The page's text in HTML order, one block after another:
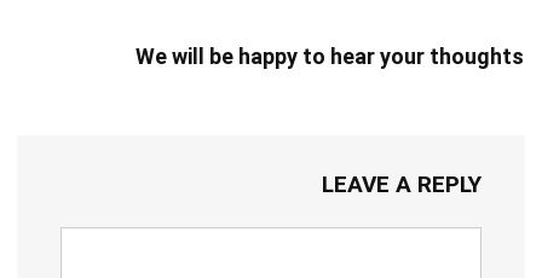
We will be happy to hear your thoughts
LEAVE A REPLY